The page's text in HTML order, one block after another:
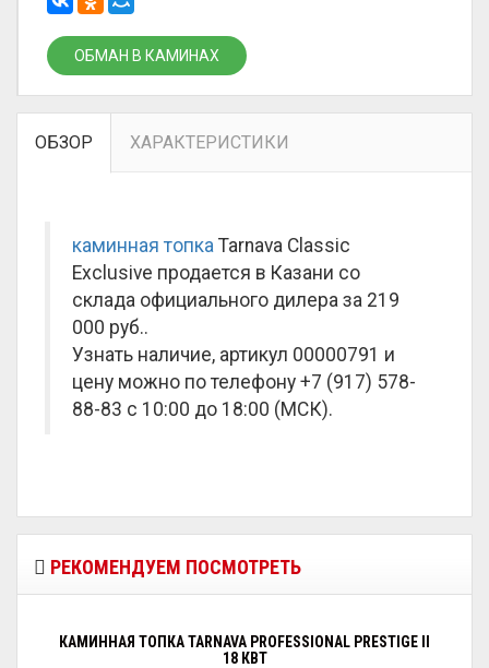
ОБМАН В КАМИНАХ
ОБЗОР ХАРАКТЕРИСТИКИ
каминная топка Tarnava Classic
Exclusive продается в Казани со
склада официального дилера за 219
000 руб..
Узнать наличие, артикул 00000791 и
цену можно по телефону +7 (917) 578-
88-83 с 10:00 до 18:00 (МСК).
РЕКОМЕНДУЕМ ПОСМОТРЕТЬ
КАМИННАЯ ТОПКА TARNAVA PROFESSIONAL PRESTIGE II
18 КВТ